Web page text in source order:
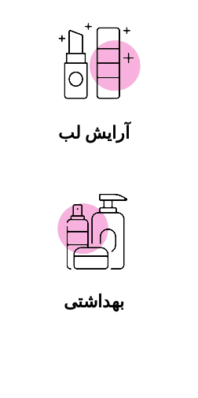
آرایش لب
بهداشتی